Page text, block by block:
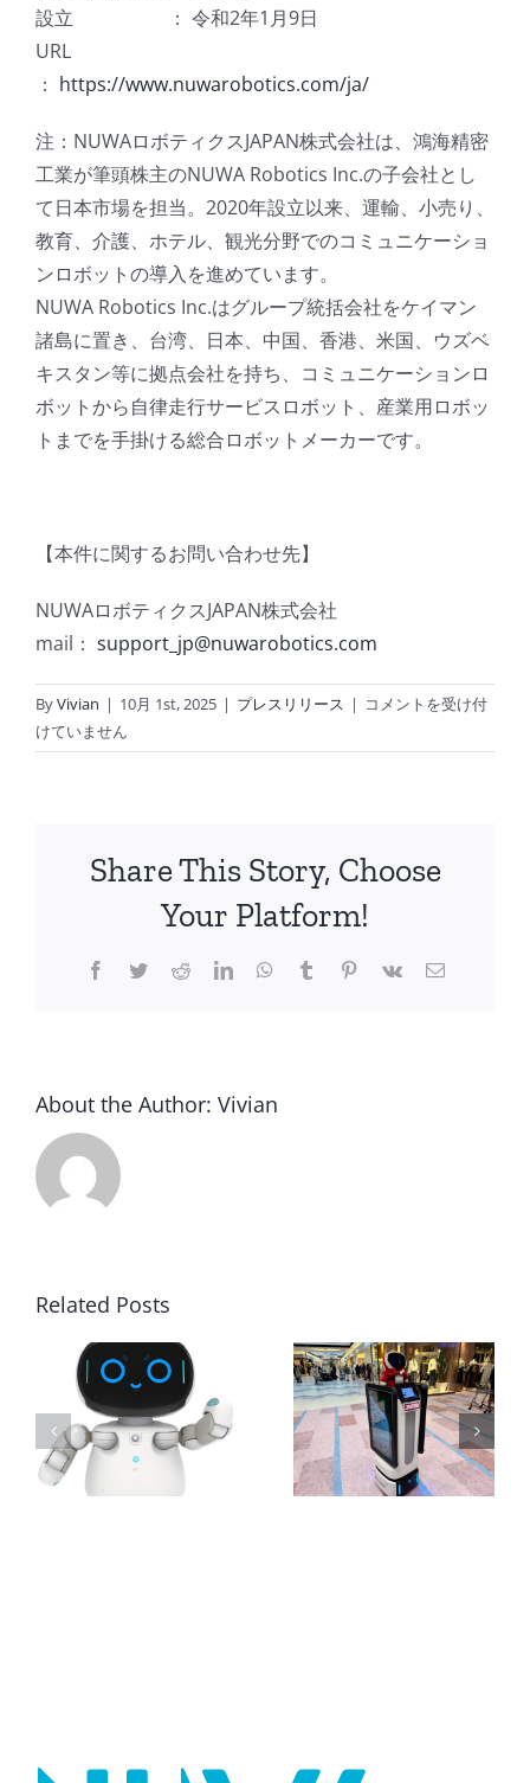
設立 ： 令和2年1月9日
URL
： https://www.nuwarobotics.com/ja/
注：NUWAロボティクスJAPAN株式会社は、鴻海精密
工業が筆頭株主のNUWA Robotics Inc.の子会社とし
て日本市場を担当。2020年設立以来、運輸、小売り、
教育、介護、ホテル、観光分野でのコミュニケーショ
ンロボットの導入を進めています。
NUWA Robotics Inc.はグループ統括会社をケイマン
諸島に置き、台湾、日本、中国、香港、米国、ウズベ
キスタン等に拠点会社を持ち、コミュニケーションロ
ボットから自律走行サービスロボット、産業用ロボッ
トまでを手掛ける総合ロボットメーカーです。
【本件に関するお問い合わせ先】
NUWAロボティクスJAPAN株式会社
mail： support_jp@nuwarobotics.com
ByVivian | 10月 1st, 2025 | プレスリリース | ア
チ
ン
で
コメントを受け付
けていません
Share This Story, Choose
Your Platform!
Facebook
TwitterRedditLinkedInWhatsApp
TumblrPinterest
Vk Email
About the Author: Vivian
Related Posts